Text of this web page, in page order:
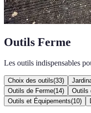
Outils Ferme
Les outils indispensables
Choix des outils(33)
Outils de Ferme(14) Outils
Outils et Équipements(10)